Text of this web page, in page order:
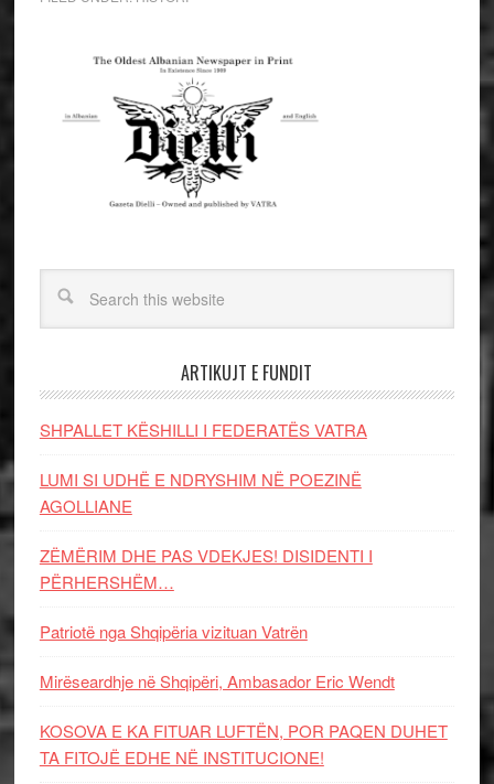
ARTIKUJT E FUNDIT
SHPALLET KËSHILLI I FEDERATËS VATRA
LUMI SI UDHË E NDRYSHIM NË POEZINË
AGOLLIANE
ZËMËRIM DHE PAS VDEKJES! DISIDENTI I
PËRHERSHËM…
Patriotë nga Shqipëria vizituan Vatrën
Mirëseardhje në Shqipëri, Ambasador Eric Wendt
KOSOVA E KA FITUAR LUFTËN, POR PAQEN DUHET
TA FITOJË EDHE NË INSTITUCIONE!